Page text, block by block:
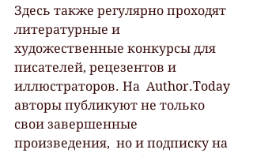
Здесь также регулярно проходят
литературные и
художественные конкурсы для
писателей, рецезентов и
иллюстраторов. На  Author.Today
авторы публикуют не только
свои завершенные
произведения,  но и подписку на